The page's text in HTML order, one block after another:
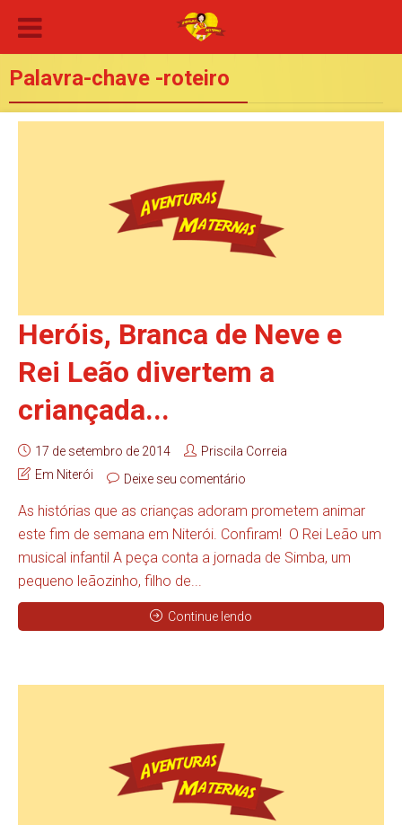
Palavra-chave -roteiro
Heróis, Branca de Neve e
Rei Leão divertem a
criançada...
17 de setembro de 2014
Priscila Correia
Em Niterói
Deixe seu comentário
As histórias que as crianças adoram prometem animar
este fim de semana em Niterói. Confiram! O Rei Leão um
musical infantil A peça conta a jornada de Simba, um
pequeno leãozinho, filho de...
Continue lendo